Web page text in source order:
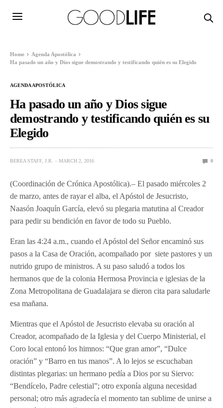
Home
Agenda Apostólica
Ha pasado un año y Dios sigue demostrando y testificando quién es su Elegido
AGENDA APOSTÓLICA
Ha pasado un año y Dios sigue
demostrando y testificando quién es su
Elegido
BEREA STAFF, J.R. MARCH 2, 2016 0
(Coordinación de Crónica Apostólica).– El pasado miércoles 2
de marzo, antes de rayar el alba, el Apóstol de Jesucristo,
Naasón Joaquín García, elevó su plegaria matutina al Creador
para pedir su bendición en favor de todo su Pueblo.
Eran las 4:24 a.m., cuando el Apóstol del Señor encaminó sus
pasos a la Casa de Oración, acompañado por siete pastores y un
nutrido grupo de ministros. A su paso saludó a todos los
hermanos que de la colonia Hermosa Provincia e iglesias de la
Zona Metropolitana de Guadalajara se dieron cita para saludarle
esa mañana.
Mientras que el Apóstol de Jesucristo elevaba su oración al
Creador, acompañado de la Iglesia y del Cuerpo Ministerial, el
Coro local entonó los himnos: “Que gran amor”, “Dulce
oración” y “Barro en tus manos”. A lo lejos se escuchaban
distintas plegarias: un hermano pedía a Dios por su Siervo:
“Bendícelo, Padre celestial”; otro exponía alguna necesidad
personal; otro más agradecía el momento tan sublime de unirse a